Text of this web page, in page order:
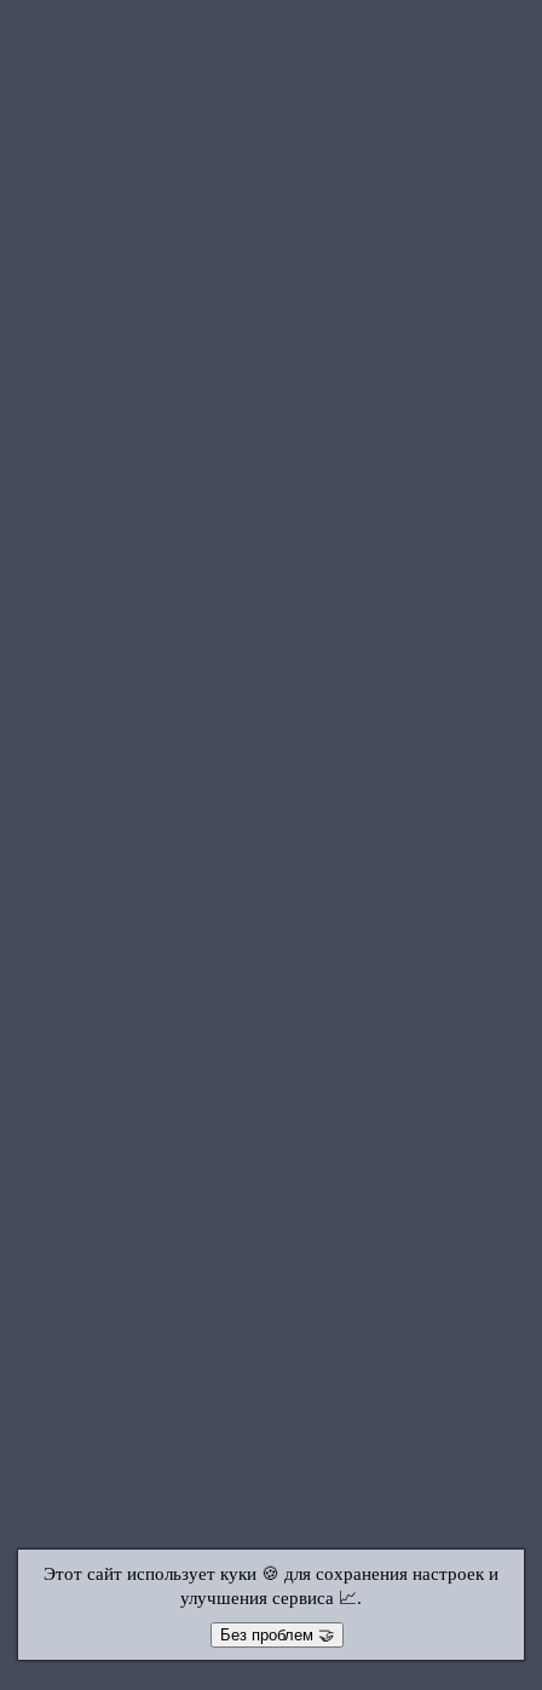
Этот сайт использует куки 🍪 для сохранения настроек и
улучшения сервиса 📈.
Без проблем 🤝